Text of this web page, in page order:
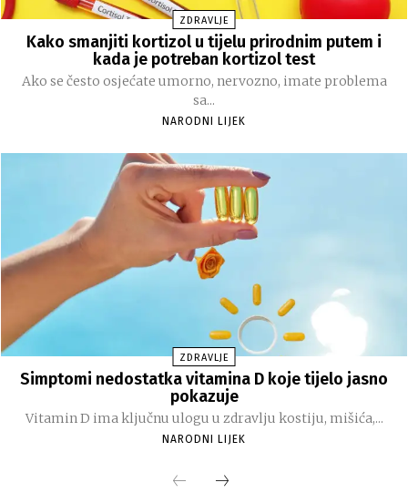
ZDRAVLJE
Kako smanjiti kortizol u tijelu prirodnim putem i
kada je potreban kortizol test
Ako se često osjećate umorno, nervozno, imate problema
sa...
NARODNI LIJEK
ZDRAVLJE
Simptomi nedostatka vitamina D koje tijelo jasno
pokazuje
Vitamin D ima ključnu ulogu u zdravlju kostiju, mišića,...
NARODNI LIJEK